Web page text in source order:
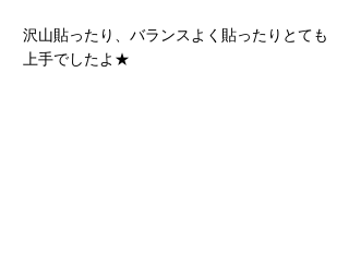
沢山貼ったり、バランスよく貼ったりとても
上手でしたよ★